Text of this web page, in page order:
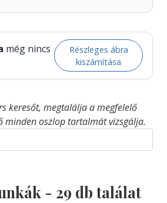
még nincs
Részleges ábra
kiszámítása
keresőt, megtalálja a megfelelő
minden oszlop tartalmát vizsgálja.
- 29 db találat